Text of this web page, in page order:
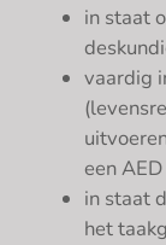
in staat
vaardig
een
in staat
het